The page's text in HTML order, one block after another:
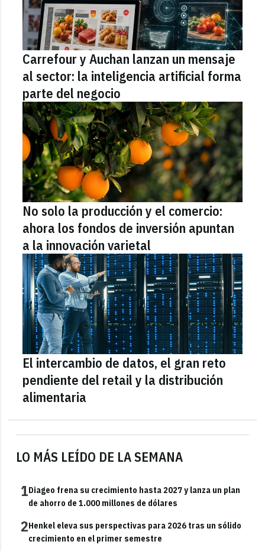
LO MÁS LEÍDO DE LA SEMANA
1Diageo frena su crecimiento hasta 2027 y lanza un plan
de ahorro de 1.000 millones de dólares
2Henkel eleva sus perspectivas para 2026 tras un sólido
crecimiento en el primer semestre
Carrefour y Auchan lanzan un mensaje
al sector: la inteligencia artificial forma
parte del negocio
No solo la producción y el comercio:
ahora los fondos de inversión apuntan
a la innovación varietal
El intercambio de datos, el gran reto
pendiente del retail y la distribución
alimentaria